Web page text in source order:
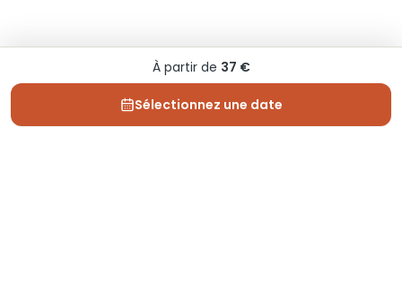
À partir de 37 €
Sélectionnez une date